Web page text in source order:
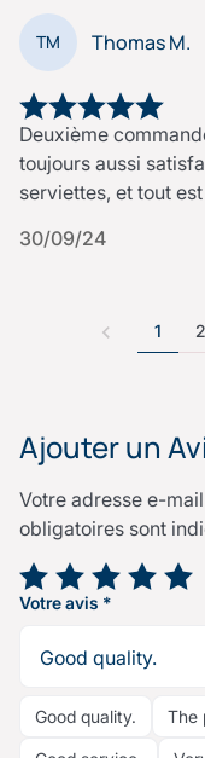
TM Thomas M.
Deuxième
toujours aussi
serviettes, et tout
30/09/24
1 2
Ajouter un
Votre adresse e-
obligatoires sont
Votre note*
Votre avis *
Good quality. The